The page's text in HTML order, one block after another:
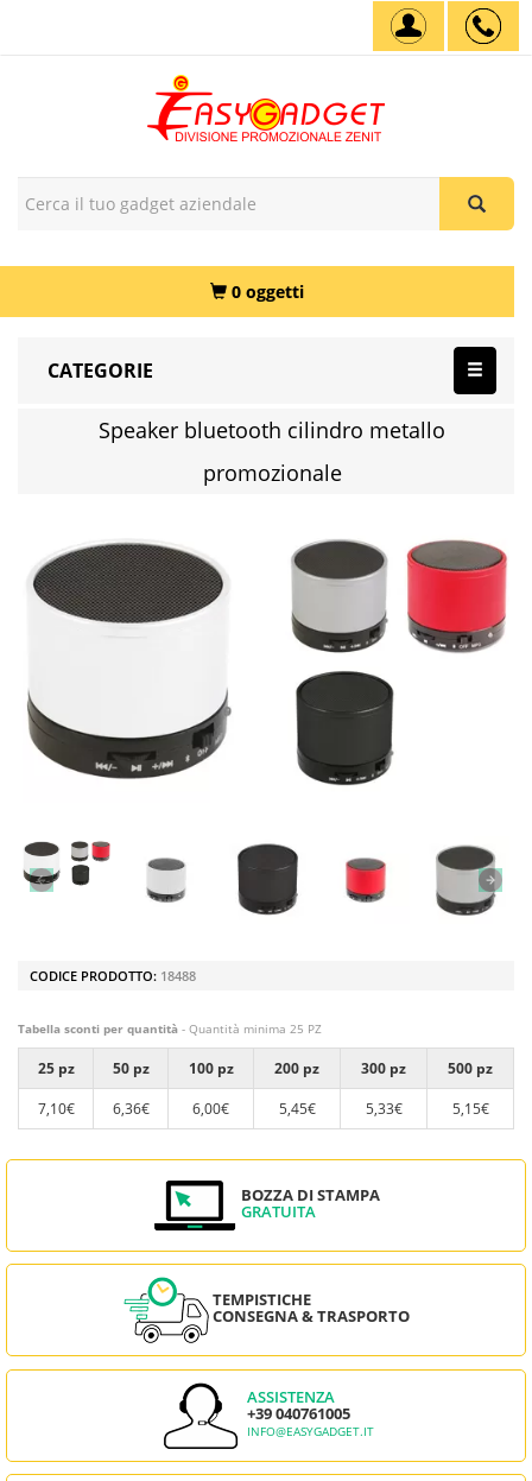
0 oggetti
CATEGORIE
Speaker bluetooth cilindro metallo
promozionale
CODICE PRODOTTO: 18488
Tabella sconti per quantità - Quantità minima 25 PZ
25 pz 50 pz 100 pz 200 pz 300 pz
500 pz
7,10€
6,36€ 6,00€ 5,45€ 5,33€ 5,15€
BOZZA DI STAMPA
GRATUITA
TEMPISTICHE
CONSEGNA & TRASPORTO
ASSISTENZA
+39 040761005
INFO@EASYGADGET.IT